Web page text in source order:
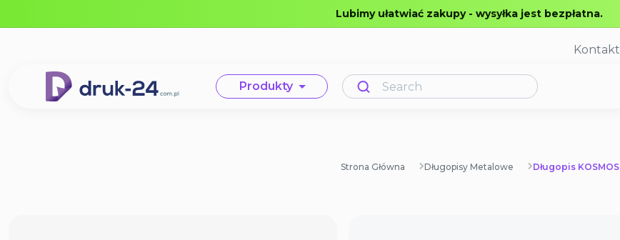
Lubimy ułatwiać zakupy - wysyłka jest bezpłatna.
Kontakt
Produkty
Strona Główna Długopisy Metalowe Długopis KOSMOS